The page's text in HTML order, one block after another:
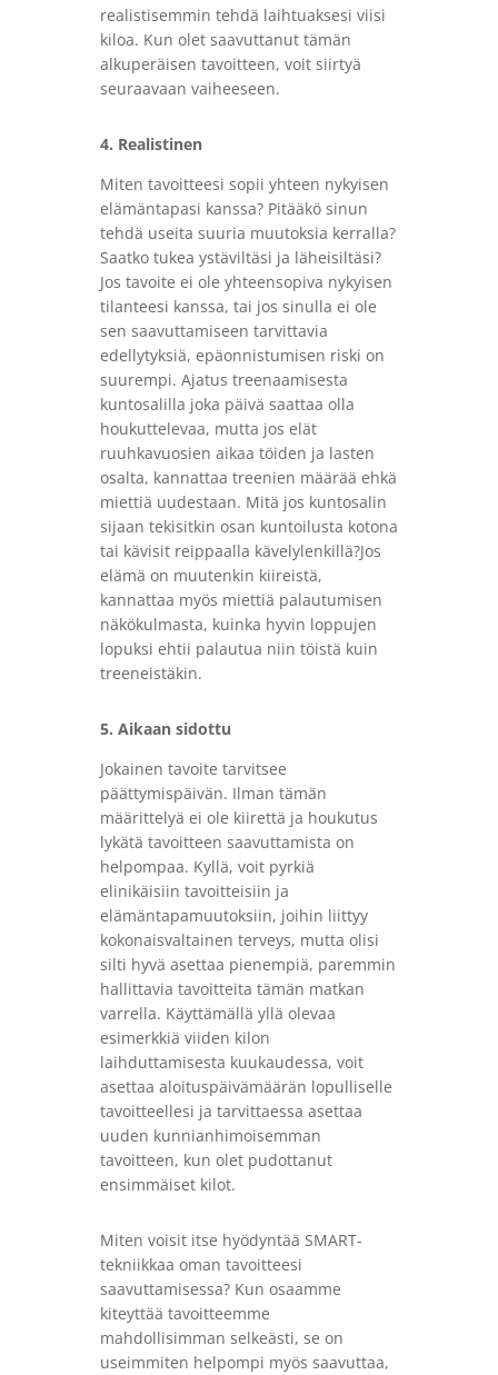
realistisemmin tehdä laihtuaksesi viisi
kiloa. Kun olet saavuttanut tämän
alkuperäisen tavoitteen, voit siirtyä
seuraavaan vaiheeseen.
4. Realistinen
Miten tavoitteesi sopii yhteen nykyisen
elämäntapasi kanssa? Pitääkö sinun
tehdä useita suuria muutoksia kerralla?
Saatko tukea ystäviltäsi ja läheisiltäsi?
Jos tavoite ei ole yhteensopiva nykyisen
tilanteesi kanssa, tai jos sinulla ei ole
sen saavuttamiseen tarvittavia
edellytyksiä, epäonnistumisen riski on
suurempi. Ajatus treenaamisesta
kuntosalilla joka päivä saattaa olla
houkuttelevaa, mutta jos elät
ruuhkavuosien aikaa töiden ja lasten
osalta, kannattaa treenien määrää ehkä
miettiä uudestaan. Mitä jos kuntosalin
sijaan tekisitkin osan kuntoilusta kotona
tai kävisit reippaalla kävelylenkillä?Jos
elämä on muutenkin kiireistä,
kannattaa myös miettiä palautumisen
näkökulmasta, kuinka hyvin loppujen
lopuksi ehtii palautua niin töistä kuin
treeneistäkin.
5. Aikaan sidottu
Jokainen tavoite tarvitsee
päättymispäivän. Ilman tämän
määrittelyä ei ole kiirettä ja houkutus
lykätä tavoitteen saavuttamista on
helpompaa. Kyllä, voit pyrkiä
elinikäisiin tavoitteisiin ja
elämäntapamuutoksiin, joihin liittyy
kokonaisvaltainen terveys, mutta olisi
silti hyvä asettaa pienempiä, paremmin
hallittavia tavoitteita tämän matkan
varrella. Käyttämällä yllä olevaa
esimerkkiä viiden kilon
laihduttamisesta kuukaudessa, voit
asettaa aloituspäivämäärän lopulliselle
tavoitteellesi ja tarvittaessa asettaa
uuden kunnianhimoisemman
tavoitteen, kun olet pudottanut
ensimmäiset kilot.
Miten voisit itse hyödyntää SMART-
tekniikkaa oman tavoitteesi
saavuttamisessa? Kun osaamme
kiteyttää tavoitteemme
mahdollisimman selkeästi, se on
useimmiten helpompi myös saavuttaa,